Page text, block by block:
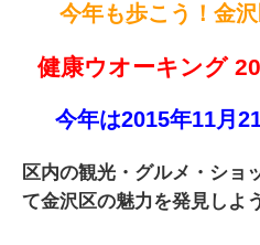
今年も歩こう！金
健康ウオーキング
今年は2015年11月
区内の観光・グルメ・ショ
て金沢区の魅力を発見しよ